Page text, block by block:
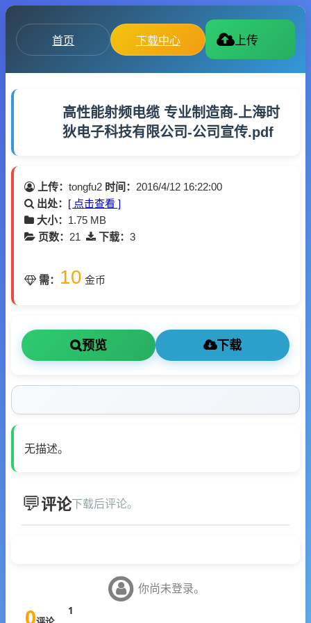
首页 下载中心 上传
高性能射频电缆 专业制造商-上海时
狄电子科技有限公司-公司宣传.pdf
上传： tongfu2 时间： 2016/4/12 16:22:00
出处： [ 点击查看 ]
大小： 1.75 MB
页数： 21 下载： 3
需： 10 金币
预览 下载
无描述。
评论下载后评论。
你尚未登录。
0 1